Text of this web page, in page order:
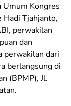
Umum Kongres
Hadi Tjahjanto,
perwakilan
dan
perwakilan dari
berlangsung di
(BPMP), Jl.